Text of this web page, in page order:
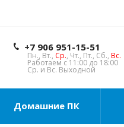
+7 906 951-15-51
Пн., Вт., Ср., Чт., Пт., Сб., Вс.
Работаем с 11:00 до 18:00
Ср. и Вс. Выходной
Домашние ПК